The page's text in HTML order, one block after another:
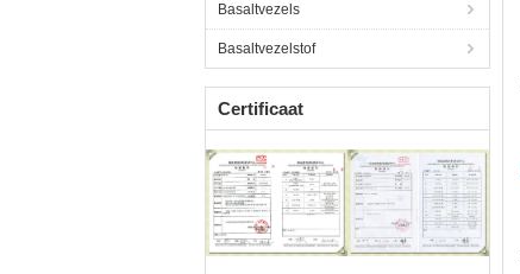
Basaltvezels
Basaltvezelstof
Certificaat